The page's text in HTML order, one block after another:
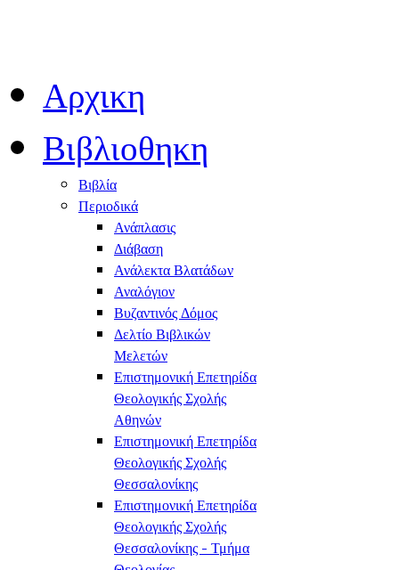
Αρχικη
Βιβλιοθηκη
Βιβλία
Περιοδικά
Ανάπλασις
Διάβαση
Ανάλεκτα Βλατάδων
Αναλόγιον
Βυζαντινός Δόμος
Δελτίο Βιβλικών
Μελετών
Επιστημονική Επετηρίδα
Θεολογικής Σχολής
Αθηνών
Επιστημονική Επετηρίδα
Θεολογικής Σχολής
Θεσσαλονίκης
Επιστημονική Επετηρίδα
Θεολογικής Σχολής
Θεσσαλονίκης - Τμήμα